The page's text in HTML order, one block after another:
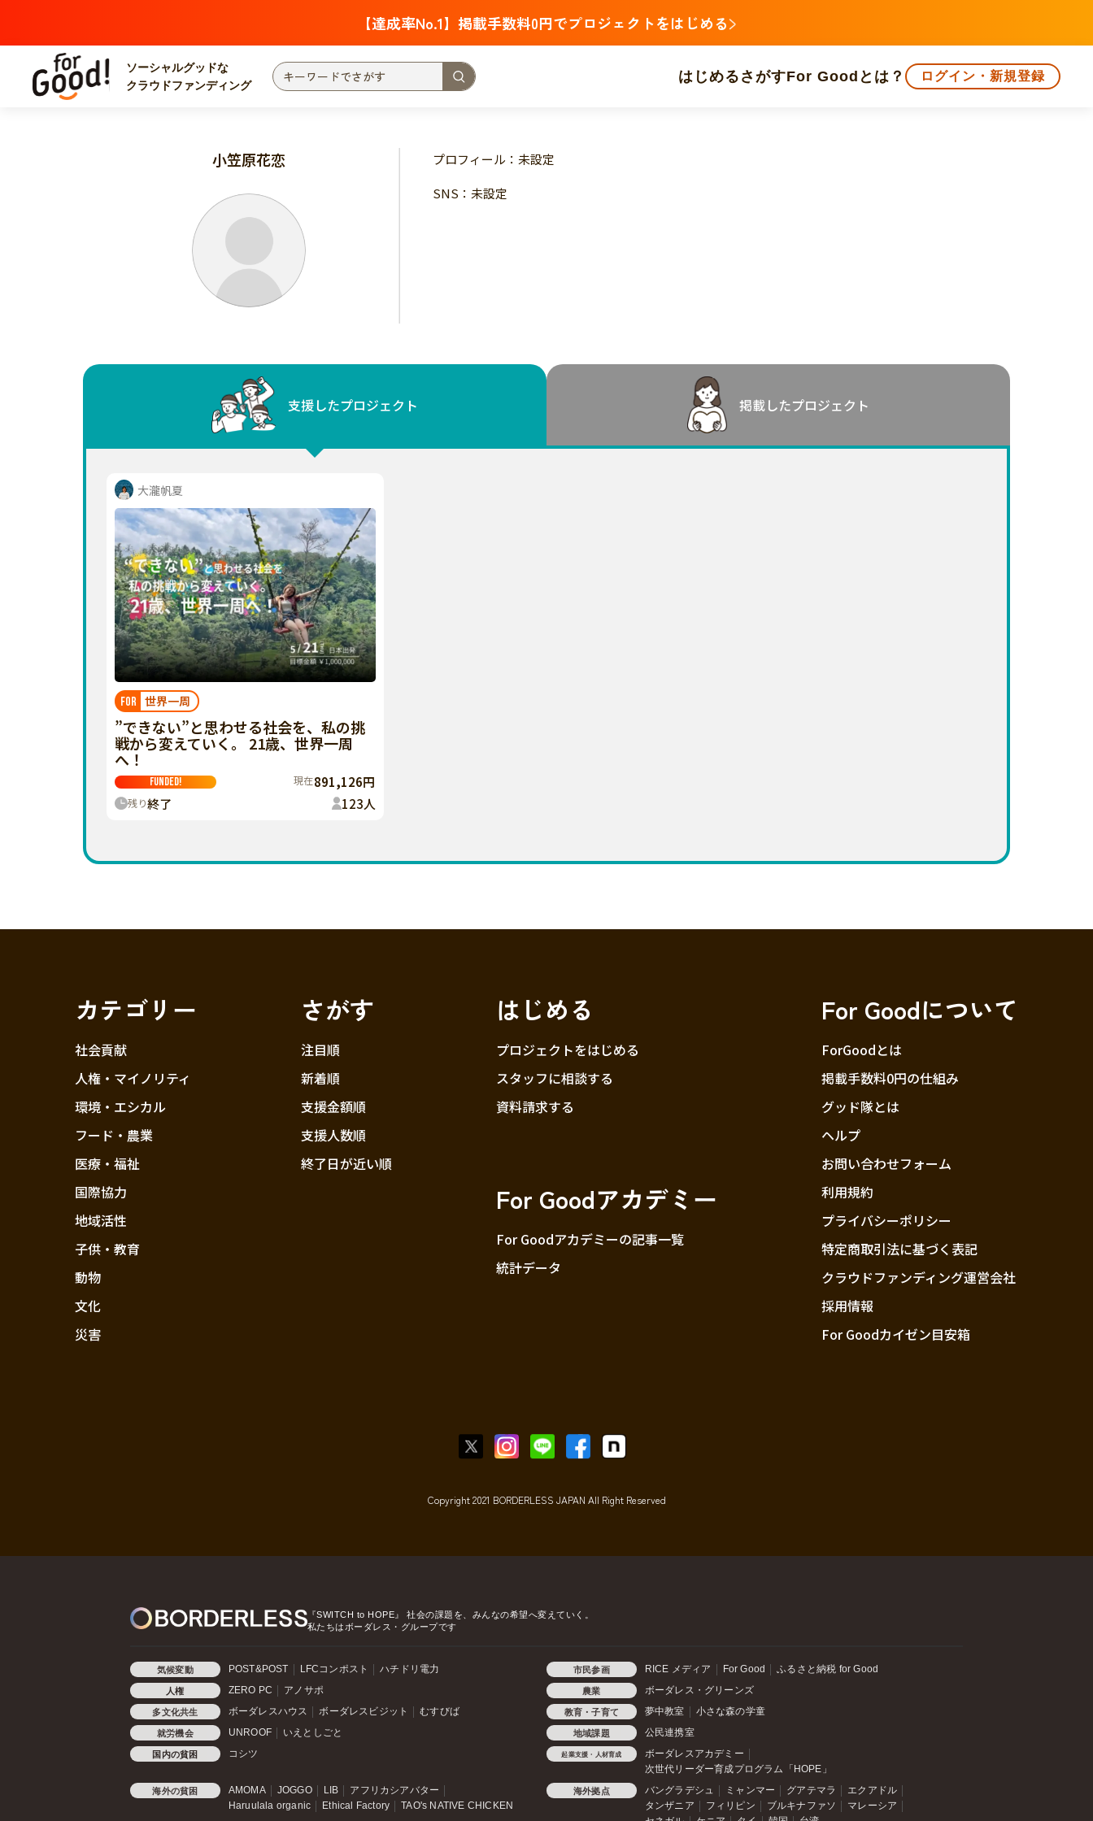
【達成率No.1】掲載手数料0円でプロジェクトをはじめる
ソーシャルグッドな
クラウドファンディング
はじめる さがすFor Goodとは？ ログイン・新規登録
注目 支援金額が多い 支援人数が多い
国際協力 子ども・教育
災害
北海道・東北
関東
新潟
中国
四国
九州・沖縄 福岡 佐賀 長崎 熊本 大分 宮崎 鹿児島 沖縄
小笠原花恋
プロフィール：未設定
SNS：未設定
支援したプロジェクト 掲載したプロジェクト
大瀧帆夏
FOR 世界一周
”できない”と思わせる社会を、私の挑
戦から変えていく。 21歳、世界一周
へ！
FUNDED! 現在891,126円
残り終了 123人
カテゴリー
社会貢献
人権・マイノリティ
環境・エシカル
フード・農業
医療・福祉
国際協力
地域活性
子供・教育
動物
文化
災害
さがす
注目順
新着順
支援金額順
支援人数順
終了日が近い順
はじめる
プロジェクトをはじめる
スタッフに相談する
資料請求する
For Goodアカデミー
For Goodアカデミーの記事一覧
統計データ
For Goodについて
ForGoodとは
掲載手数料0円の仕組み
グッド隊とは
ヘルプ
お問い合わせフォーム
利用規約
プライバシーポリシー
特定商取引法に基づく表記
クラウドファンディング運営会社
採用情報
For Goodカイゼン目安箱
Copyright 2021 BORDERLESS JAPAN All Right Reserved
『SWITCH to HOPE』
社会の課題を、みんなの希望へ変えていく。
私たちはボーダレス・グループです
気候変動 POST&POST LFCコンポスト ハチドリ電力 市民参画 RICE メディア For Good ふるさと納税 for Good
人権 ZERO PC アノサポ 農業 ボーダレス・グリーンズ
多文化共生 ボーダレスハウス ボーダレスビジット むすびば 教育・子育て 夢中教室 小さな森の学童
就労機会 UNROOF いえとしごと 地域課題 公民連携室
国内の貧困 コシツ 起業支援・人材育成
ボーダレスアカデミー
次世代リーダー育成プログラム「HOPE」
海外の貧困 AMOMA JOGGO LIB
アフリカシアバター
Haruulala organic
Ethical Factory TAO's NATIVE CHICKEN
海外拠点 バングラデシュ ミャンマー グアテマラ
エクアドル
タンザニア
フィリピン ブルキナファソ
マレーシア